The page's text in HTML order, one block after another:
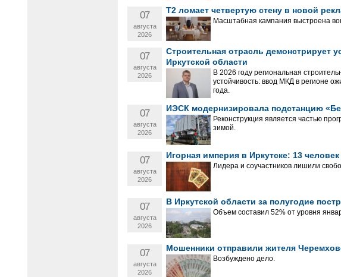
07
августа
2026
Т2 ломает четвертую стену в новой
Масштабная кампания выстроена
07
августа
2026
Строительная отрасль демонстрирует
Иркутской области
В 2026 году региональная
устойчивость: ввод МКД в регионе
года.
07
августа
2026
ИЭСК модернизировала подстанцию
Реконструкция является частью
зимой.
07
августа
2026
Игорная империя в Иркутске: 13
Лидера и соучастников лишили
07
августа
2026
В Иркутской области за полугодие
Объем составил 52% от уровня
07
августа
2026
Мошенники отправили жителя
Возбуждено дело.